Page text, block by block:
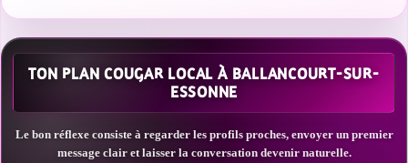
TON PLAN COUGAR LOCAL À BALLANCOURT-SUR-
ESSONNE
Le bon réflexe consiste à regarder les profils proches, envoyer un premier
message clair et laisser la conversation devenir naturelle.